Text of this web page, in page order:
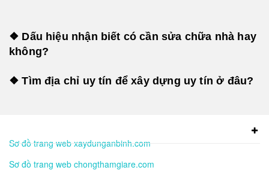
❖ Dấu hiệu nhận biết có cần sửa chữa nhà hay
không?
❖ Tìm địa chỉ uy tín để xây dựng uy tín ở đâu?
Sơ đồ trang web xaydunganbinh.com
Sơ đồ trang web chongthamgiare.com